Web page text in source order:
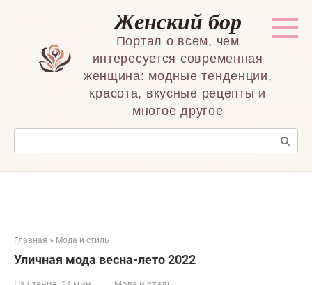
Женский бор
Портал о всем, чем
интересуется современная
женщина: модные тенденции,
красота, вкусные рецепты и
многое другое
Поиск:
Главная » Мода и стиль
Уличная мода весна-лето 2022